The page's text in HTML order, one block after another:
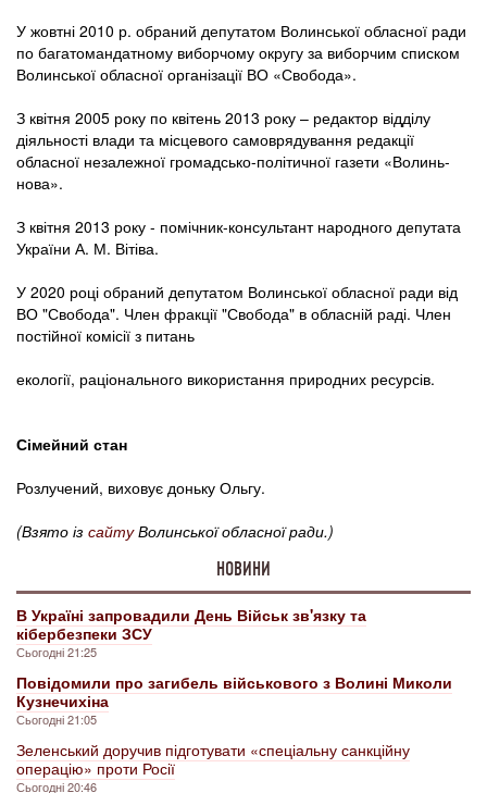
У жовтні 2010 р. обраний депутатом Волинської обласної ради
по багатомандатному виборчому округу за виборчим списком
Волинської обласної організації ВО «Свобода».
З квітня 2005 року по квітень 2013 року – редактор відділу
діяльності влади та місцевого самоврядування редакції
обласної незалежної громадсько-політичної газети «Волинь-
нова».
З квітня 2013 року - помічник-консультант народного депутата
України А. М. Вітіва.
У 2020 році обраний депутатом Волинської обласної ради від
ВО "Свобода". Член фракції "Свобода" в обласній раді. Член
постійної комісії з питань
екології, раціонального використання природних ресурсів.
Сімейний стан
Розлучений, виховує доньку Ольгу.
(Взято із сайтуВолинської обласної ради.)
НОВИНИ
В Україні запровадили День Військ зв'язку та
кібербезпеки ЗСУ
Сьогодні 21:25
Повідомили про загибель військового з Волині Миколи
Кузнечихіна
Сьогодні 21:05
Зеленський доручив підготувати «спеціальну санкційну
операцію» проти Росії
Сьогодні 20:46